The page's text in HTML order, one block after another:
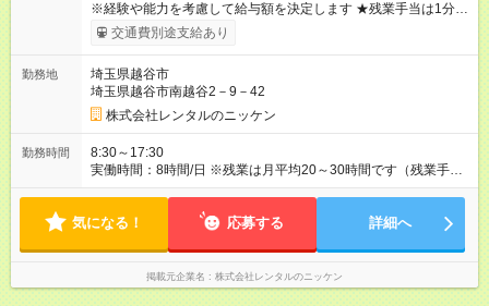
※経験や能力を考慮して給与額を決定します ★残業手当は1分単
位で全額支給します。 ★月給のほか、各種手当や賞与（年2回）
も充実しています。 年収例 ￣￣￣ 500万円／30代・主任／月給
38万円＋時間外勤務手当＋賞与 750万円／40代・統括マネージ
ャー／月給45万円＋賞与 【試用期間】試用期間あり 試用期間の
長さ：6ヶ月 雇用形態、給与は本採用時と同じです。
交通費別途支給あり
勤務地
埼玉県越谷市
埼玉県越谷市南越谷2－9－42
株式会社レンタルのニッケン
勤務時間
8:30～17:30
実働時間：8時間/日 ※残業は月平均20～30時間です（残業手当
は全額支給）。
気になる！ 応募する 詳細へ
掲載元企業名 株式会社レンタルのニッケン